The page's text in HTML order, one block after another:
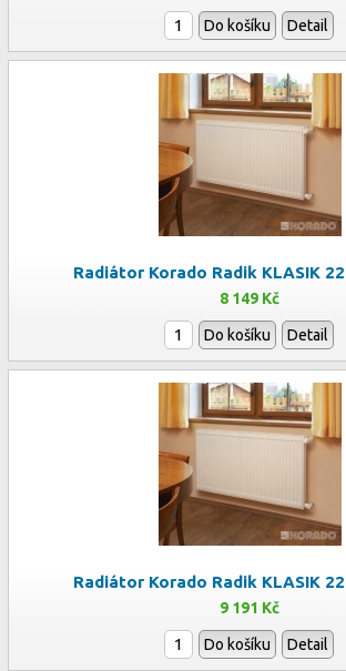
Do košíku Detail
Radiátor Korado Radik KLASIK
8 149 Kč
Do košíku Detail
Radiátor Korado Radik KLASIK
9 191 Kč
Do košíku Detail